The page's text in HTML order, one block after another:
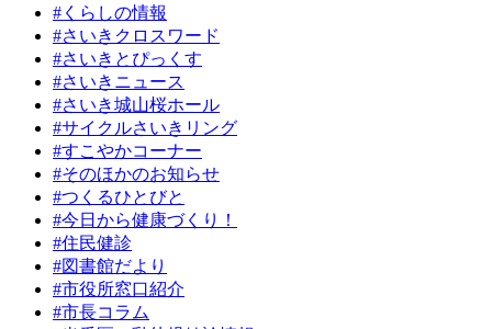
#くらしの情報
#さいきクロスワード
#さいきとぴっくす
#さいきニュース
#さいき城山桜ホール
#サイクルさいきリング
#すこやかコーナー
#そのほかのお知らせ
#つくるひとびと
#今日から健康づくり！
#住民健診
#図書館だより
#市役所窓口紹介
#市長コラム